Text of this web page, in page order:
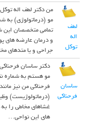
لطف
اله
توکل
من دکتر لطف اله
تمامی متخصصان این
و درمان عارضه های
جراحی و یا متدهای
ساسان
فرحناکی
دکتر ساسان
فرحناکی من نیز
(درماتولوژیست)
غشاهای مخاطی را
های این نواحی…